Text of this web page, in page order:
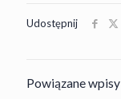
Udostępnij
Powiązane wpisy